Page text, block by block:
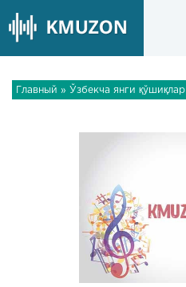
Главный » Ўзбекча янги қўшиқлар